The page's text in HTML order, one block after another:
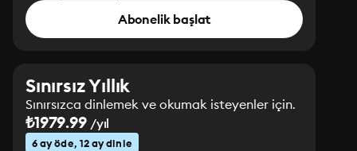
Abonelik başlat
Sınırsız Yıllık
Sınırsızca dinlemek ve okumak isteyenler için.
₺1979.99/yıl
6 ay öde, 12 ay dinle